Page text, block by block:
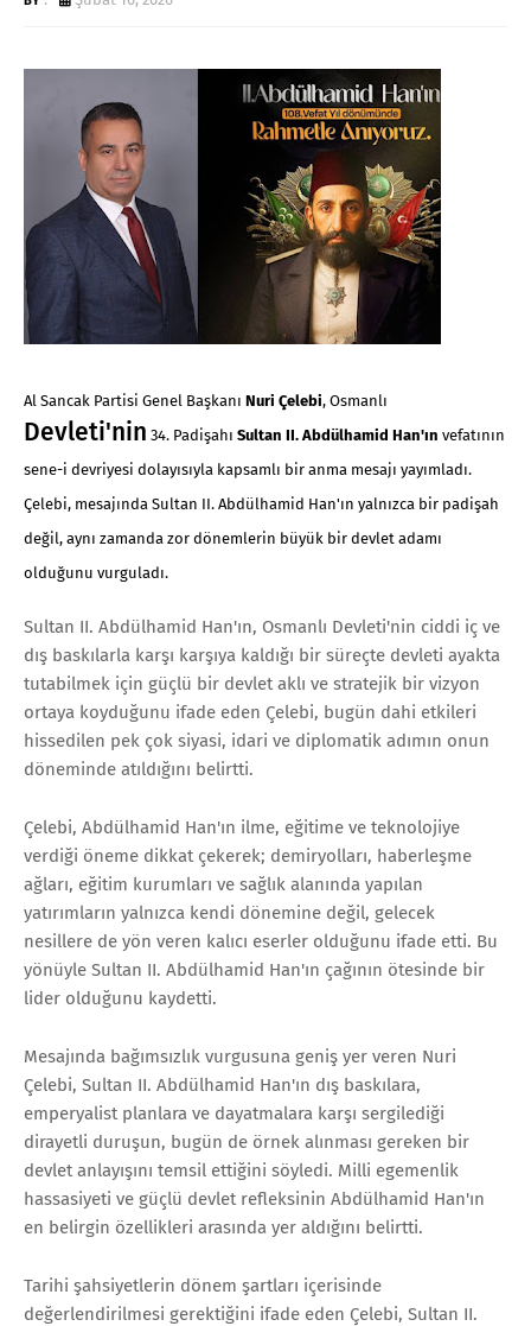
Al Sancak Partisi Genel Başkanı Nuri Çelebi, Osmanlı
Devleti'nin 34. Padişahı Sultan II. Abdülhamid Han'ın vefatının
sene-i devriyesi dolayısıyla kapsamlı bir anma mesajı yayımladı.
Çelebi, mesajında Sultan II. Abdülhamid Han'ın yalnızca bir padişah
değil, aynı zamanda zor dönemlerin büyük bir devlet adamı
olduğunu vurguladı.
Sultan II. Abdülhamid Han'ın, Osmanlı Devleti'nin ciddi iç ve
dış baskılarla karşı karşıya kaldığı bir süreçte devleti ayakta
tutabilmek için güçlü bir devlet aklı ve stratejik bir vizyon
ortaya koyduğunu ifade eden Çelebi, bugün dahi etkileri
hissedilen pek çok siyasi, idari ve diplomatik adımın onun
döneminde atıldığını belirtti.
Çelebi, Abdülhamid Han'ın ilme, eğitime ve teknolojiye
verdiği öneme dikkat çekerek; demiryolları, haberleşme
ağları, eğitim kurumları ve sağlık alanında yapılan
yatırımların yalnızca kendi dönemine değil, gelecek
nesillere de yön veren kalıcı eserler olduğunu ifade etti. Bu
yönüyle Sultan II. Abdülhamid Han'ın çağının ötesinde bir
lider olduğunu kaydetti.
Mesajında bağımsızlık vurgusuna geniş yer veren Nuri
Çelebi, Sultan II. Abdülhamid Han'ın dış baskılara,
emperyalist planlara ve dayatmalara karşı sergilediği
dirayetli duruşun, bugün de örnek alınması gereken bir
devlet anlayışını temsil ettiğini söyledi. Milli egemenlik
hassasiyeti ve güçlü devlet refleksinin Abdülhamid Han'ın
en belirgin özellikleri arasında yer aldığını belirtti.
Tarihi şahsiyetlerin dönem şartları içerisinde
değerlendirilmesi gerektiğini ifade eden Çelebi, Sultan II.